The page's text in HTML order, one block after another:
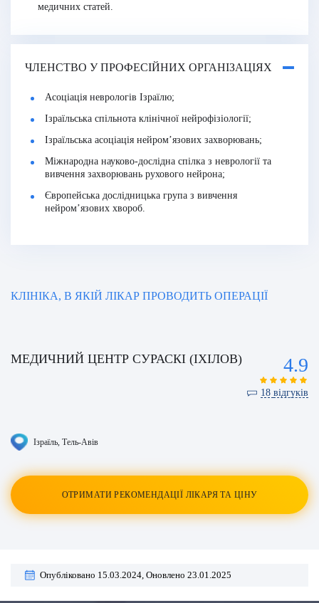
медичних статей.
ЧЛЕНСТВО У ПРОФЕСІЙНИХ ОРГАНІЗАЦІЯХ
Асоціація неврологів Ізраїлю;
Ізраїльська спільнота клінічної нейрофізіології;
Ізраїльська асоціація нейром’язових захворювань;
Міжнародна науково-дослідна спілка з неврології та
вивчення захворювань рухового нейрона;
Європейська дослідницька група з вивчення
нейром’язових хвороб.
КЛІНІКА, В ЯКІЙ ЛІКАР ПРОВОДИТЬ ОПЕРАЦІЇ
МЕДИЧНИЙ ЦЕНТР СУРАСКІ (ІХІЛОВ) 4.9
18 відгуків
Ізраїль, Тель-Авів
ОТРИМАТИ РЕКОМЕНДАЦІЇ ЛІКАРЯ ТА ЦІНУ
Опубліковано 15.03.2024, Оновлено 23.01.2025